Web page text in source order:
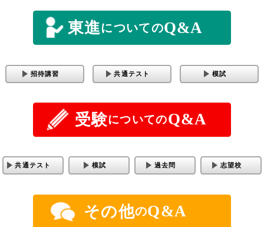
東進についてのQ&A
招待講習 共通テスト 模試
受験についてのQ&A
共通テスト 模試 過去問 志望校
その他のQ&A